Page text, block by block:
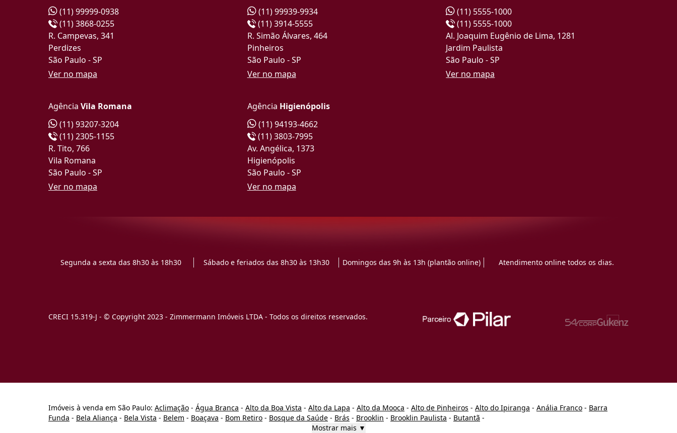
(11) 99999-0938
(11) 3868-0255
R. Campevas, 341
Perdizes
São Paulo - SP
Ver no mapa
(11) 99939-9934
(11) 3914-5555
R. Simão Álvares, 464
Pinheiros
São Paulo - SP
Ver no mapa
(11) 5555-1000
(11) 5555-1000
Al. Joaquim Eugênio de Lima, 1281
Jardim Paulista
São Paulo - SP
Ver no mapa
Agência Vila Romana
(11) 93207-3204
(11) 2305-1155
R. Tito, 766
Vila Romana
São Paulo - SP
Ver no mapa
Agência Higienópolis
(11) 94193-4662
(11) 3803-7995
Av. Angélica, 1373
Higienópolis
São Paulo - SP
Ver no mapa
Segunda a sexta das 8h30 às 18h30 Sábado e feriados das 8h30 às 13h30 Domingos das 9h às 13h (plantão online) Atendimento online todos os dias.
CRECI 15.319-J - © Copyright 2023 - Zimmermann Imóveis LTDA - Todos os direitos reservados.
Imóveis à venda em São Paulo: Aclimação - Água Branca - Alto da Boa Vista - Alto da Lapa - Alto da Mooca - Alto de Pinheiros - Alto do Ipiranga - Anália Franco - Barra
Funda - Bela Aliança - Bela Vista - Belem - Boaçava - Bom Retiro - Bosque da Saúde - Brás - Brooklin - Brooklin Paulista - Butantã -
Mostrar mais ▼